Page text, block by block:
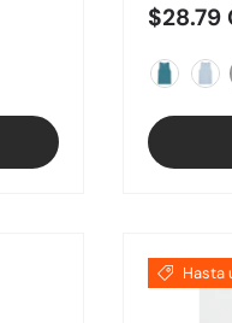
Precio
$28.79
Hasta